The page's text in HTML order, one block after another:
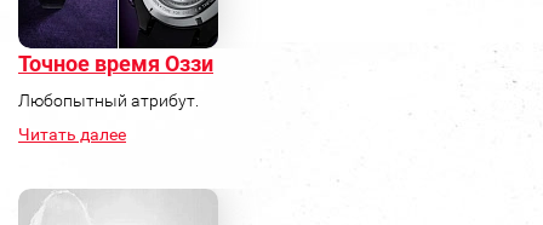
Точное время Оззи
Любопытный атрибут.
Читать далее